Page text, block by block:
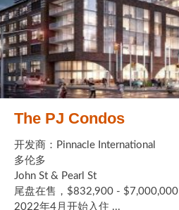
The PJ Condos
开发商：Pinnacle International
多伦多
John St & Pearl St
尾盘在售，$832,900 - $7,000,000
2022年4月开始入住 ...